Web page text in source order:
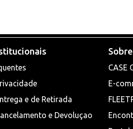
e de Retirada
e Devoluçao
CASE
E-